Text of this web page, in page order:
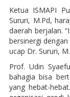
Ketua ISMAPI
Sururi, M.Pd,
daerah berjalan.
bersinergi
ucap Dr. Sururi,
Prof. Udin
bahagia bisa
yang hebat-